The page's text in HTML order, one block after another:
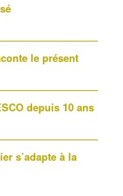
le présent
depuis 10 ans
s’adapte à la